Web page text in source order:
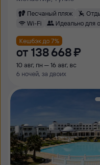
Песчаный пляж
Wi-Fi
Идеально для
Кешбэк до 7%
от 138 ⁠668 ⁠₽
10 авг, пн — 16 авг, вс
6 ночей, за двоих